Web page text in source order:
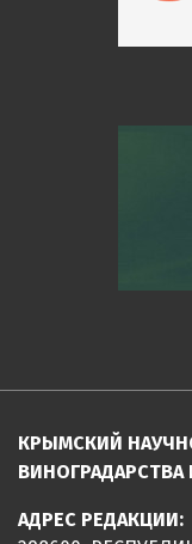
КРЫМСКИЙ
АДРЕС РЕДАКЦИИ: